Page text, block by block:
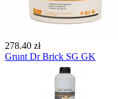
278.40 zł
Grunt Dr Brick SG GK